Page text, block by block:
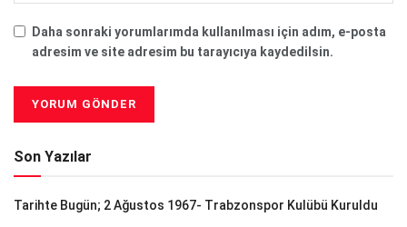
Daha sonraki yorumlarımda kullanılması için adım, e-posta
adresim ve site adresim bu tarayıcıya kaydedilsin.
Son Yazılar
Tarihte Bugün; 2 Ağustos 1967- Trabzonspor Kulübü Kuruldu